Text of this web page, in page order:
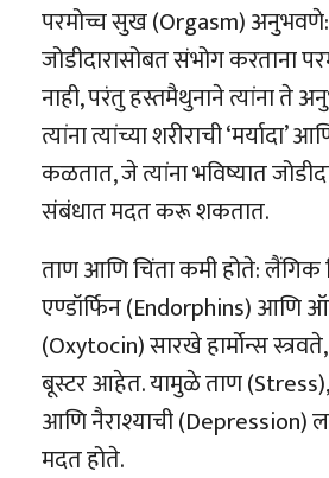
परमोच्च सुख (Orgasm)
जोडीदारासोबत संभोग करताना
नाही, परंतु हस्तमैथुनाने त्यांना ते
त्यांना त्यांच्या शरीराची ‘मर्यादा’
कळतात, जे त्यांना भविष्यात
संबंधात मदत करू शकतात.
ताण आणि चिंता कमी होते: लैंगिक
एण्डॉर्फिन (Endorphins) आणि
(Oxytocin) सारखे हार्मोन्स
बूस्टर आहेत. यामुळे ताण
आणि नैराश्याची (Depression)
मदत होते.